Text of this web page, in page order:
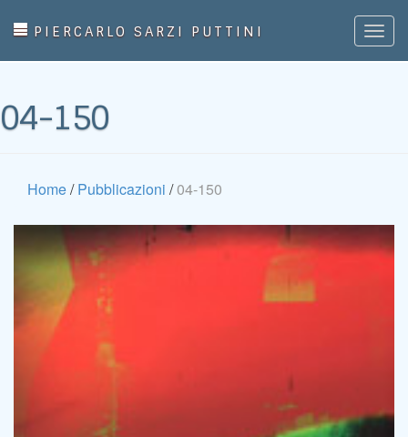
PIERCARLO SARZI PUTTINI
04-150
Home/ Pubblicazioni /04-150